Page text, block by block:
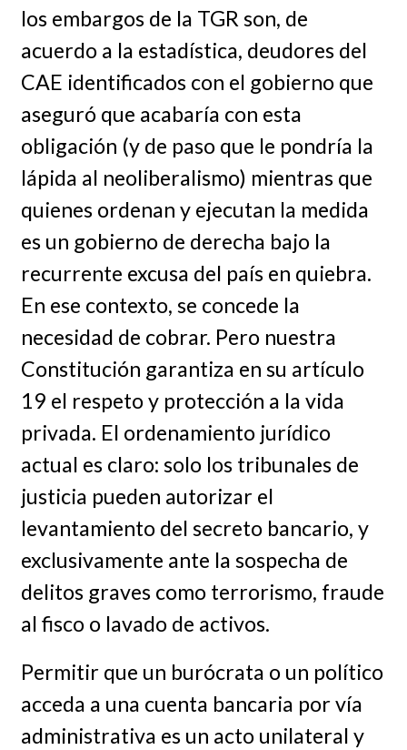
los embargos de la TGR son, de
acuerdo a la estadística, deudores del
CAE identificados con el gobierno que
aseguró que acabaría con esta
obligación (y de paso que le pondría la
lápida al neoliberalismo) mientras que
quienes ordenan y ejecutan la medida
es un gobierno de derecha bajo la
recurrente excusa del país en quiebra.
En ese contexto, se concede la
necesidad de cobrar. Pero nuestra
Constitución garantiza en su artículo
19 el respeto y protección a la vida
privada. El ordenamiento jurídico
actual es claro: solo los tribunales de
justicia pueden autorizar el
levantamiento del secreto bancario, y
exclusivamente ante la sospecha de
delitos graves como terrorismo, fraude
al fisco o lavado de activos.
Permitir que un burócrata o un político
acceda a una cuenta bancaria por vía
administrativa es un acto unilateral y